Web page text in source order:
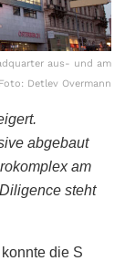
aus- und am
Detlev Overmann
abgebaut
am
steht
die S